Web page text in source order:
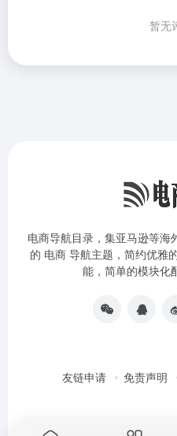
暂无
电商导航目录，集亚马逊等
的 电商 导航主题，简约优雅
能，简单的模块化
友链申请 免责声明